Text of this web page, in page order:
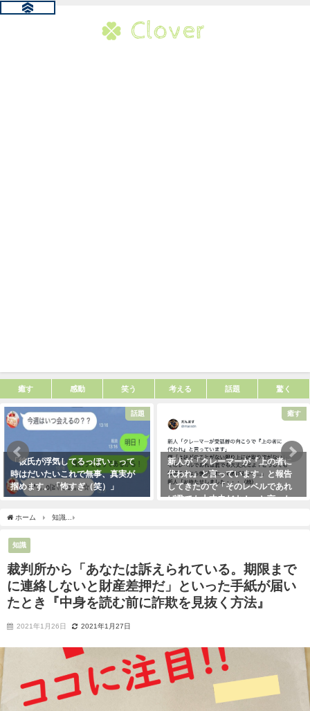
癒す 感動 笑う 考える 話題 驚く
話題
「彼氏が浮気してるっぽい」って
時はだいたいこれで無事、真実が
掴めます。「怖すぎ（笑）」
癒す
新人が「クレーマーが『上の者に
代われ』と言っています」と報告
してきたので「そのレベルであれ
ば君でも大丈夫だよ！」と言った
ホーム 知識
知識
裁判所から「あなたは訴えられている。期限まで
に連絡しないと財産差押だ」といった手紙が届い
たとき『中身を読む前に詐欺を見抜く方法』
2021年1月26日 2021年1月27日